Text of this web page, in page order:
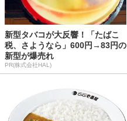
新型タバコが大反響！「たばこ
税、さようなら」600円→83円の
新型が爆売れ
PR(株式会社HAL)